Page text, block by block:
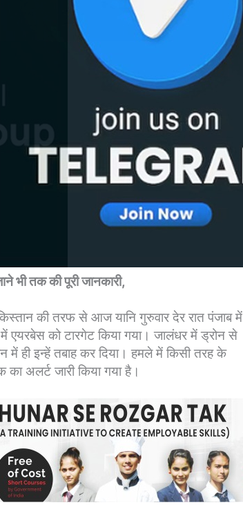
भी तक की पूरी जानकारी,
की तरफ से आज यानि गुरुवार देर रात पंजाब में
एयरबेस को टारगेट किया गया। जालंधर में ड्रोन से
ही इन्हें तबाह कर दिया। हमले में किसी तरह के
अलर्ट जारी किया गया है।